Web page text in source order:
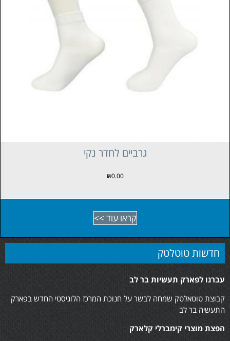
גרביים לחדר נקי
₪0.00
קראו עוד >>
חדשות טוטלטק
עברנו לפארק תעשיות בר לב
קבוצת טוטאלטק שמחה לבשר על חנוכת המרכז הלוגיסטי החדש בפארק
התעשיה בר לב
הפצת מוצרי קימברלי קלארק